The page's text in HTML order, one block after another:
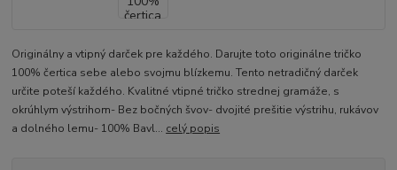
Originálny a vtipný darček pre každého. Darujte toto originálne tričko
100% čertica sebe alebo svojmu blízkemu. Tento netradičný darček
určite poteší každého. Kvalitné vtipné tričko strednej gramáže, s
okrúhlym výstrihom- Bez bočných švov- dvojité prešitie výstrihu, rukávov
a dolného lemu- 100% Bavl... celý popis